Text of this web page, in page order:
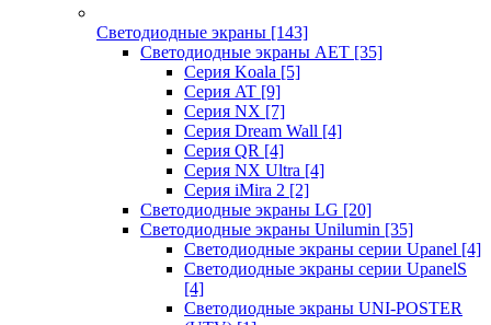
Светодиодные экраны [143]
Светодиодные экраны AET [35]
Cерия Koala [5]
Серия AT [9]
Серия NX [7]
Серия Dream Wall [4]
Серия QR [4]
Серия NX Ultra [4]
Серия iMira 2 [2]
Светодиодные экраны LG [20]
Светодиодные экраны Unilumin [35]
Светодиодные экраны серии Upanel [4]
Светодиодные экраны серии UpanelS
[4]
Светодиодные экраны UNI-POSTER